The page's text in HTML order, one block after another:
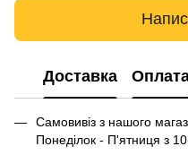
Доставка
Самовивіз з нашого
Понеділок - П'ятниця з